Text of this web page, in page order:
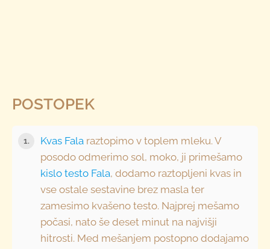
POSTOPEK
1. Kvas Fala raztopimo v toplem mleku. V
posodo odmerimo sol, moko, ji primešamo
kislo testo Fala, dodamo raztopljeni kvas in
vse ostale sestavine brez masla ter
zamesimo kvašeno testo. Najprej mešamo
počasi, nato še deset minut na najvišji
hitrosti. Med mešanjem postopno dodajamo